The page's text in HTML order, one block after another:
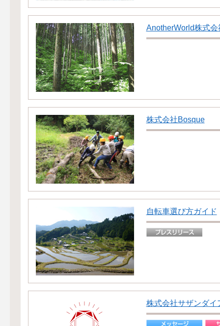
AnotherWorld株式会
株式会社Bosque
自転車選び方ガイド
株式会社サザンダイ